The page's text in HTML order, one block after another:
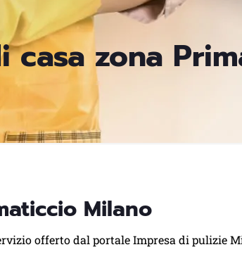
casa zona
Milano
offerto dal portale Impresa di pulizie